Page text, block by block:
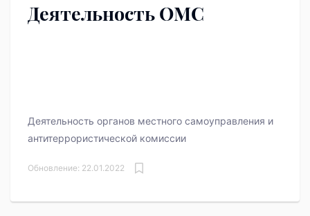
Деятельность ОМС
Деятельность органов местного самоуправления и
антитеррористической комиссии
Обновление: 22.01.2022